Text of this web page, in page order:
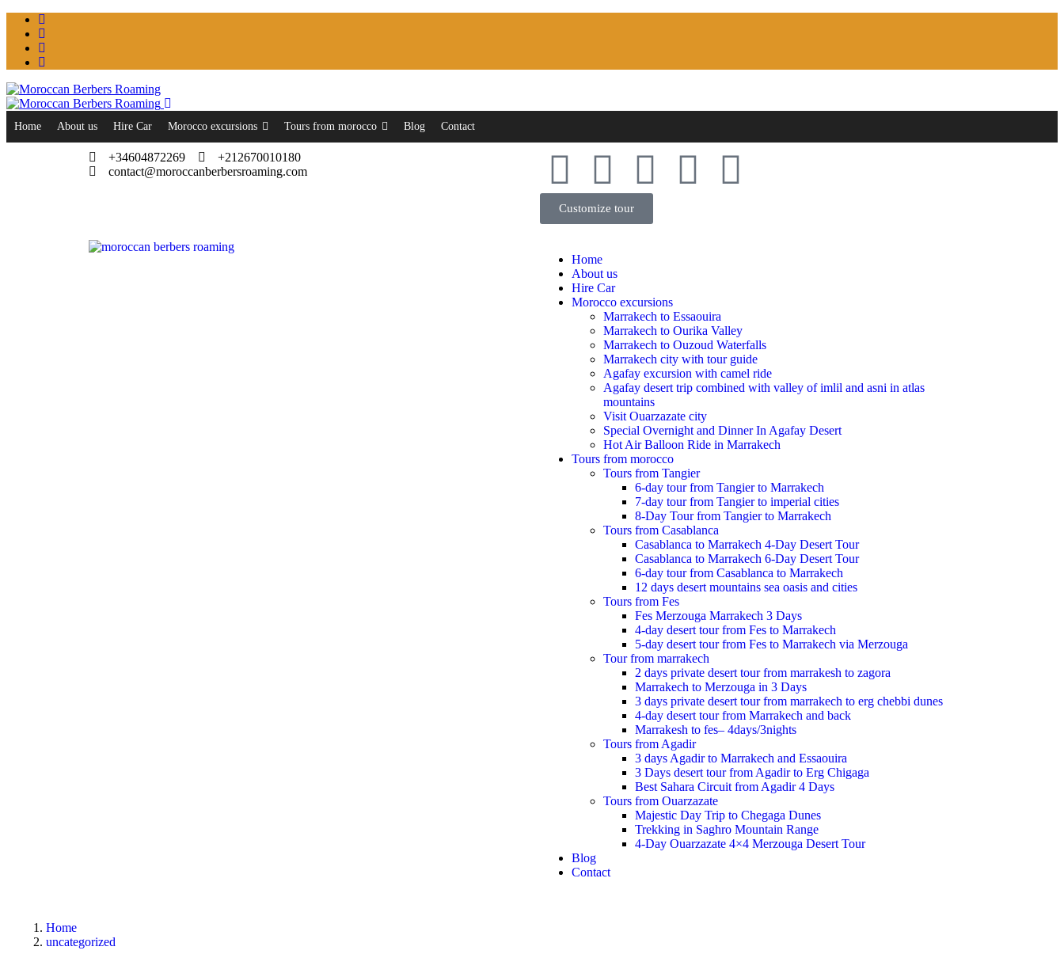
Home About us Hire Car Morocco excursions Tours from morocco Blog Contact
+34604872269
+212670010180
contact@moroccanberbersroaming.com
Customize tour
Home
About us
Hire Car
Morocco excursions
Marrakech to Essaouira
Marrakech to Ourika Valley
Marrakech to Ouzoud Waterfalls
Marrakech city with tour guide
Agafay excursion with camel ride
Agafay desert trip combined with valley of imlil and asni in atlas
mountains
Visit Ouarzazate city
Special Overnight and Dinner In Agafay Desert
Hot Air Balloon Ride in Marrakech
Tours from morocco
Tours from Tangier
6-day tour from Tangier to Marrakech
7-day tour from Tangier to imperial cities
8-Day Tour from Tangier to Marrakech
Tours from Casablanca
Casablanca to Marrakech 4-Day Desert Tour
Casablanca to Marrakech 6-Day Desert Tour
6-day tour from Casablanca to Marrakech
12 days desert mountains sea oasis and cities
Tours from Fes
Fes Merzouga Marrakech 3 Days
4-day desert tour from Fes to Marrakech
5-day desert tour from Fes to Marrakech via Merzouga
Tour from marrakech
2 days private desert tour from marrakesh to zagora
Marrakech to Merzouga in 3 Days
3 days private desert tour from marrakech to erg chebbi dunes
4-day desert tour from Marrakech and back
Marrakesh to fes– 4days/3nights
Tours from Agadir
3 days Agadir to Marrakech and Essaouira
3 Days desert tour from Agadir to Erg Chigaga
Best Sahara Circuit from Agadir 4 Days
Tours from Ouarzazate
Majestic Day Trip to Chegaga Dunes
Trekking in Saghro Mountain Range
4-Day Ouarzazate 4×4 Merzouga Desert Tour
Blog
Contact
Home
uncategorized